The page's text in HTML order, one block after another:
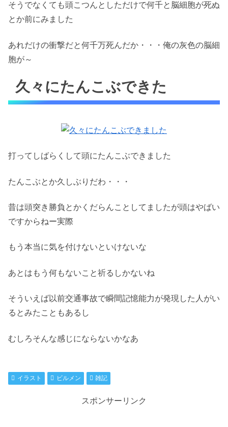
そうでなくても頭こつんとしただけで何千と脳細胞が死ぬ
とか前にみました
あれだけの衝撃だと何千万死んだか・・・俺の灰色の脳細
胞が～
久々にたんこぶできた
打ってしばらくして頭にたんこぶできました
たんこぶとか久しぶりだわ・・・
昔は頭突き勝負とかくだらんことしてましたが頭はやばい
ですからねー実際
もう本当に気を付けないといけないな
あとはもう何もないこと祈るしかないね
そういえば以前交通事故で瞬間記憶能力が発現した人がい
るとみたこともあるし
むしろそんな感じにならないかなあ
イラスト ビルメン 雑記
スポンサーリンク